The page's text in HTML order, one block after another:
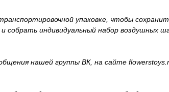
упаковке, чтобы
индивидуальный набор воздушных
нашей группы ВК, на сайте